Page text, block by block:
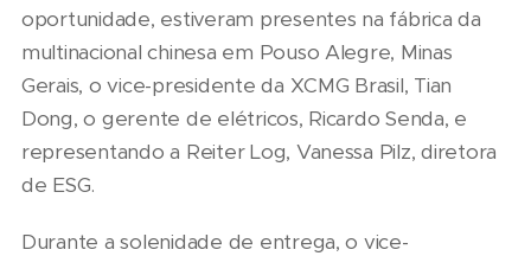
oportunidade, estiveram presentes na fábrica da
multinacional chinesa em Pouso Alegre, Minas
Gerais, o vice-presidente da XCMG Brasil, Tian
Dong, o gerente de elétricos, Ricardo Senda, e
representando a Reiter Log, Vanessa Pilz, diretora
de ESG.
Durante a solenidade de entrega, o vice-